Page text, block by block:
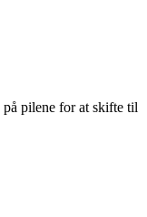
pilene for at skifte til